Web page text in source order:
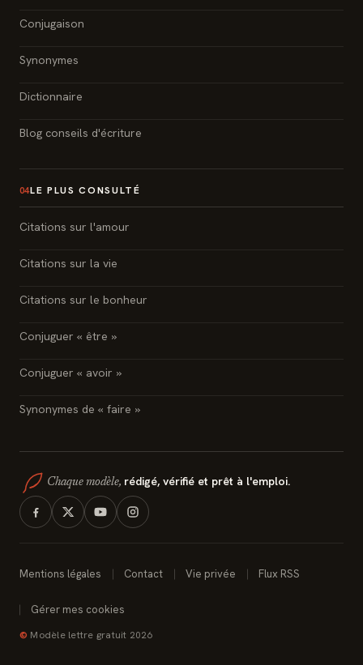
Conjugaison
Synonymes
Dictionnaire
Blog conseils d'écriture
04LE PLUS CONSULTÉ
Citations sur l'amour
Citations sur la vie
Citations sur le bonheur
Conjuguer « être »
Conjuguer « avoir »
Synonymes de « faire »
Chaque modèle, rédigé, vérifié et prêt à l'emploi.
Mentions légales Contact Vie privée Flux RSS
Gérer mes cookies
© Modèle lettre gratuit 2026